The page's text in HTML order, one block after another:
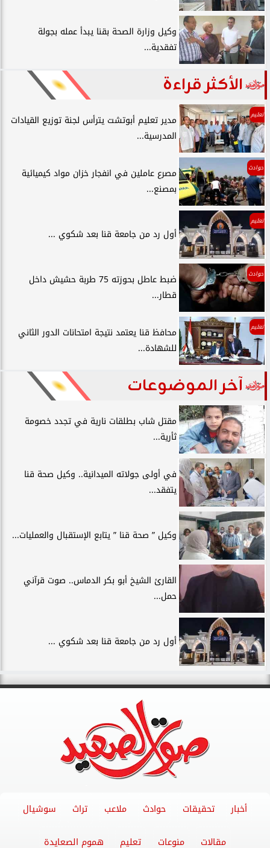
وكيل وزارة الصحة بقنا يبدأ عمله بجولة
تفقدية...
الأكثر قراءة
تعليم
مدير تعليم أبوتشت يترأس لجنة توزيع القيادات
المدرسية...
حوادث
مصرع عاملين في انفجار خزان مواد كيميائية
بمصنع...
تعليم
أول رد من جامعة قنا بعد شكوي ...
حوادث
ضبط عاطل بحوزته 75 طربة حشيش داخل
قطار...
تعليم
محافظ قنا يعتمد نتيجة امتحانات الدور الثاني
للشهادة...
آخر الموضوعات
مقتل شاب بطلقات نارية في تجدد خصومة
ثأرية...
في أولى جولاته الميدانية.. وكيل صحة قنا
يتفقد...
وكيل ” صحة قنا ” يتابع الإستقبال والعمليات...
القارئ الشيخ أبو بكر الدماس.. صوت قرآني
حمل...
أول رد من جامعة قنا بعد شكوي ...
أخبار تحقيقات حوادث ملاعب تراث سوشيال
مقالات منوعات تعليم هموم الصعايدة